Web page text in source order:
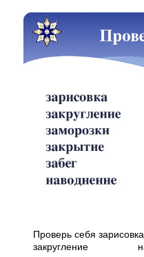
Проверь себя
закругление